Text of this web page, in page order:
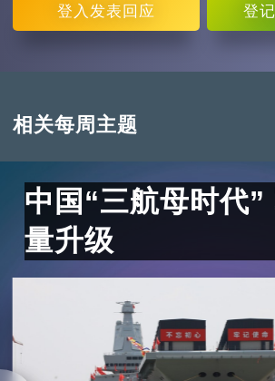
登入 发表回应 登记
相关每周主题
中国“三航母时代”
量升级